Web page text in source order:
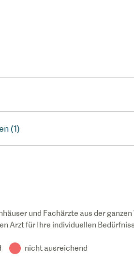
(1)
und Fachärzte aus der ganzen
Arzt für Ihre individuellen
nicht ausreichend